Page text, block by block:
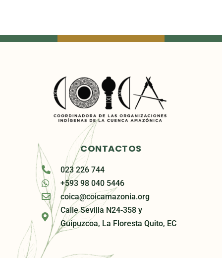
CONTACTOS
023 226 744
+593 98 040 5446
coica@coicamazonia.org
Calle Sevilla N24-358 y
Guipuzcoa, La Floresta Quito, EC